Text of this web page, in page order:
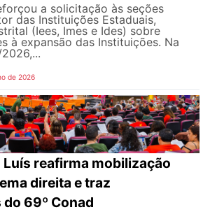
a solicitação às seções
das Instituições Estaduais,
(Iees, Imes e Ides) sobre
à expansão das Instituições. Na
de 2026
Luís reafirma mobilização
direita e traz
69º Conad